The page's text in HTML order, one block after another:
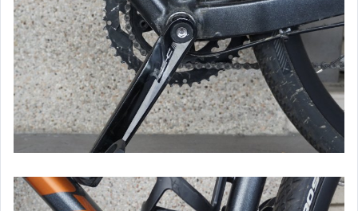
【APPLE】二手iPhone SE
【APPLE】其他iPhone
【APPLE】蘋果iPad平板電腦
【APPLE】MacBook Pro
【APPLE】MacBook Air
【APPLE】Watch 蘋果手錶